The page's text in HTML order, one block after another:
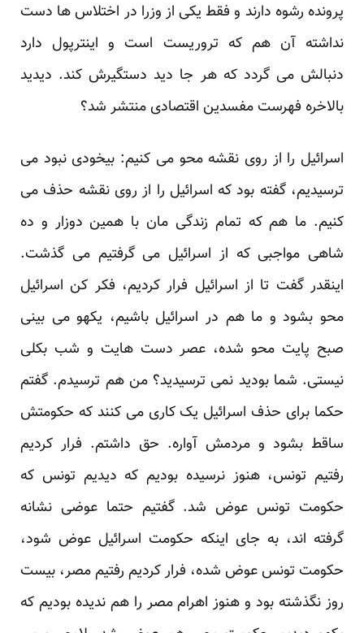
پرونده رشوه دارند و فقط یکی از وزرا در اختلاس ها دست
نداشته آن هم که تروریست است و اینترپول دارد
دنبالش می گردد که هر جا دید دستگیرش کند. دیدید
بالاخره فهرست مفسدین اقتصادی منتشر شد؟
اسرائیل را از روی نقشه محو می کنیم: بیخودی نبود می
ترسیدیم، گفته بود که اسرائیل را از روی نقشه حذف می
کنیم. ما هم که تمام زندگی مان با همین دوزار و ده
شاهی مواجبی که از اسرائیل می گرفتیم می گذشت.
اینقدر گفت تا از اسرائیل فرار کردیم، فکر کن اسرائیل
محو بشود و ما هم در اسرائیل باشیم، یکهو می بینی
صبح پایت محو شده، عصر دست هایت و شب بکلی
نیستی. شما بودید نمی ترسیدید؟ من هم ترسیدم. گفتم
حکما برای حذف اسرائیل یک کاری می کنند که حکومتش
ساقط بشود و مردمش آواره. حق داشتم. فرار کردیم
رفتیم تونس، هنوز نرسیده بودیم که دیدیم تونس که
حکومت تونس عوض شد. گفتیم حتما عوضی نشانه
گرفته اند، به جای اینکه حکومت اسرائیل عوض شود،
حکومت تونس عوض شده، فرار کردیم رفتیم مصر، بیست
روز نگذشته بود و هنوز اهرام مصر را هم ندیده بودیم که